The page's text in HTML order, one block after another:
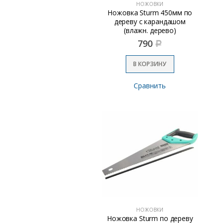
НОЖОВКИ
Ножовка Sturm 450мм по
дереву с карандашом
(влажн. дерево)
790 Р
В КОРЗИНУ
Сравнить
НОЖОВКИ
Ножовка Sturm по дереву